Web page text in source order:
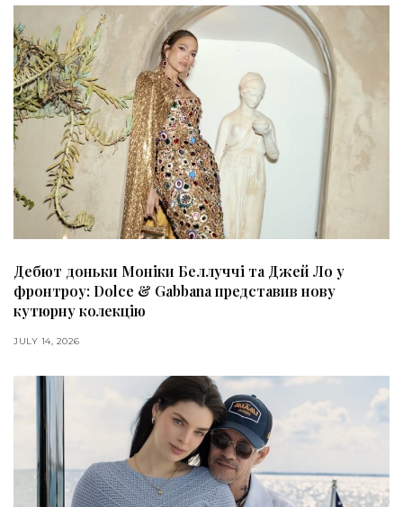
Дебют доньки Моніки Беллуччі та Джей Ло у
фронтроу: Dolce & Gabbana представив нову
кутюрну колекцію
JULY 14, 2026